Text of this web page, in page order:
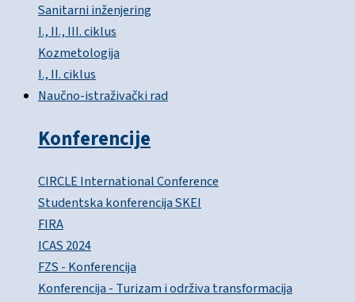
Sanitarni inženjering
I., II., III. ciklus
Kozmetologija
I., II. ciklus
Naučno-istraživački rad
Konferencije
CIRCLE International Conference
Studentska konferencija SKEI
FIRA
ICAS 2024
FZS - Konferencija
Konferencija - Turizam i održiva transformacija